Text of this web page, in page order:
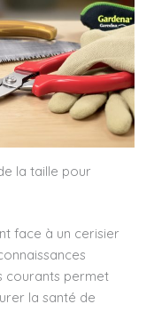
la taille pour
face à un cerisier
courants permet
la santé de